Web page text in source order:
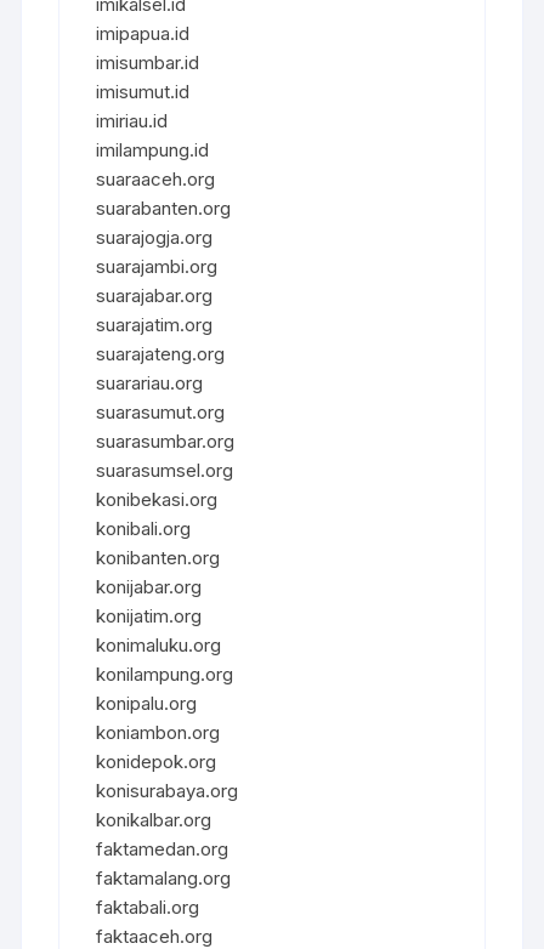
imipapua.id
imisumbar.id
imisumut.id
imiriau.id
imilampung.id
suaraaceh.org
suarabanten.org
suarajogja.org
suarajambi.org
suarajabar.org
suarajatim.org
suarajateng.org
suarariau.org
suarasumut.org
suarasumbar.org
suarasumsel.org
konibekasi.org
konibali.org
konibanten.org
konijabar.org
konijatim.org
konimaluku.org
konilampung.org
konipalu.org
koniambon.org
konidepok.org
konisurabaya.org
konikalbar.org
faktamedan.org
faktamalang.org
faktabali.org
faktaaceh.org